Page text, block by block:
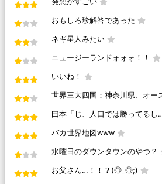
おもしろ珍解答であった
ネギ星人みたい
ニュージーランドォォォ！！
いいね！
世界三大四国：神奈川県、オー
曰本「じ、人口では勝ってるし…
バカ世界地図www
水曜日のダウンタウンのやつ？
お父さん…！！？(◎_◎;)